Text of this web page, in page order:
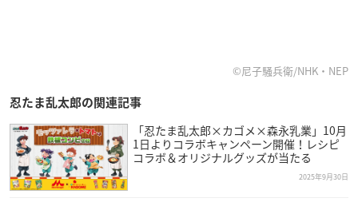
©尼子騒兵衛/NHK・NEP
忍たま乱太郎の関連記事
「忍たま乱太郎×カゴメ×森永乳業」10月
1日よりコラボキャンペーン開催！レシピ
コラボ＆オリジナルグッズが当たる
2025年9月30日